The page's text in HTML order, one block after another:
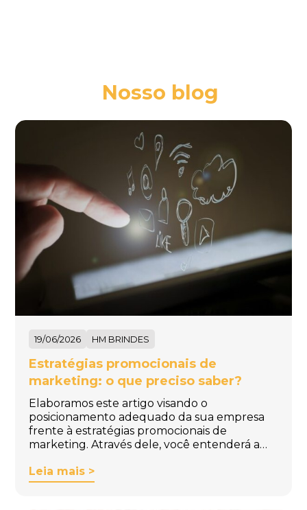
Nosso blog
19/06/2026 HM BRINDES
Estratégias promocionais de
marketing: o que preciso saber?
Elaboramos este artigo visando o
posicionamento adequado da sua empresa
frente à estratégias promocionais de
marketing. Através dele, você entenderá a…
Leia mais >